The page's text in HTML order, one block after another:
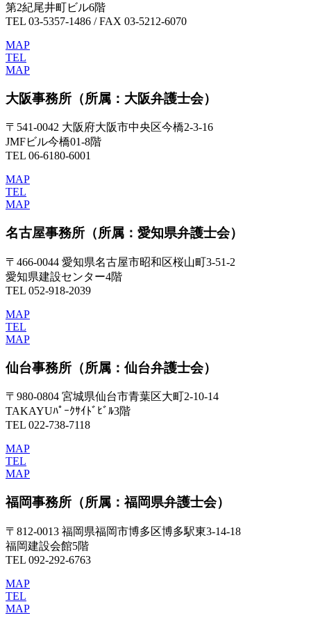
第2紀尾井町ビル6階
TEL 03-5357-1486 / FAX 03-5212-6070
MAP
TEL
MAP
大阪事務所 （所属：大阪弁護士会）
〒541-0042 大阪府大阪市中央区今橋2-3-16
JMFビル今橋01-8階
TEL 06-6180-6001
MAP
TEL
MAP
名古屋事務所 （所属：愛知県弁護士会）
〒466-0044 愛知県名古屋市昭和区桜山町3-51-2
愛知県建設センター4階
TEL 052-918-2039
MAP
TEL
MAP
仙台事務所 （所属：仙台弁護士会）
〒980-0804 宮城県仙台市青葉区大町2-10-14
TAKAYUﾊﾟｰｸｻｲﾄﾞﾋﾞﾙ3階
TEL 022-738-7118
MAP
TEL
MAP
福岡事務所 （所属：福岡県弁護士会）
〒812-0013 福岡県福岡市博多区博多駅東3-14-18
福岡建設会館5階
TEL 092-292-6763
MAP
TEL
MAP